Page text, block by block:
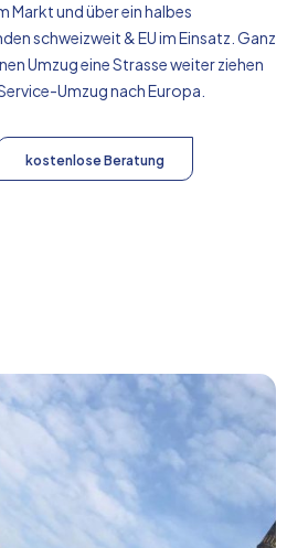
Markt und über ein halbes
schweizweit & EU im Einsatz. Ganz
Umzug eine Strasse weiter ziehen
Umzug nachEuropa
kostenlose Beratung